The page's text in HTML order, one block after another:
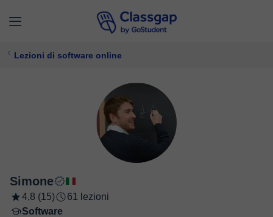
Lezioni di software online
Simone
4,8 (15)
61 lezioni
Software